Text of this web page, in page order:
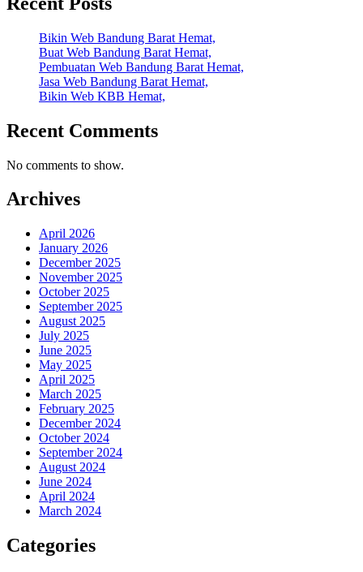
Bikin Web Bandung Barat Hemat,
Buat Web Bandung Barat Hemat,
Pembuatan Web Bandung Barat Hemat,
Jasa Web Bandung Barat Hemat,
Bikin Web KBB Hemat,
Recent Comments
No comments to show.
Archives
April 2026
January 2026
December 2025
November 2025
October 2025
September 2025
August 2025
July 2025
June 2025
May 2025
April 2025
March 2025
February 2025
December 2024
October 2024
September 2024
August 2024
June 2024
April 2024
March 2024
Categories